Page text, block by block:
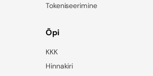
Tokeniseerimine
Õpi
KKK
Hinnakiri